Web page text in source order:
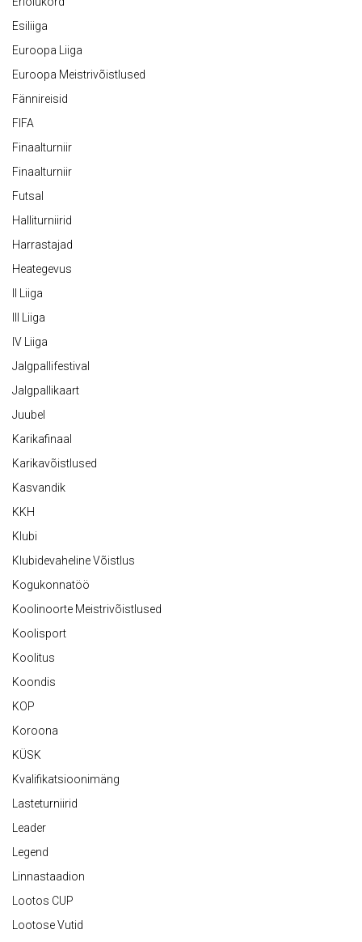
Esiliiga
Euroopa Liiga
Euroopa Meistrivõistlused
Fännireisid
FIFA
Finaalturniir
Finaalturniir
Futsal
Halliturniirid
Harrastajad
Heategevus
II Liiga
III Liiga
IV Liiga
Jalgpallifestival
Jalgpallikaart
Juubel
Karikafinaal
Karikavõistlused
Kasvandik
KKH
Klubi
Klubidevaheline Võistlus
Kogukonnatöö
Koolinoorte Meistrivõistlused
Koolisport
Koolitus
Koondis
KOP
Koroona
KÜSK
Kvalifikatsioonimäng
Lasteturniirid
Leader
Legend
Linnastaadion
Lootos CUP
Lootose Vutid